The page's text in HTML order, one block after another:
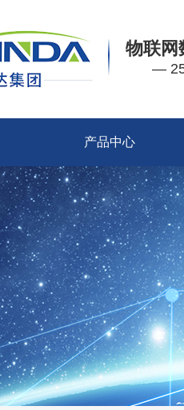
物联网
—
产品中心